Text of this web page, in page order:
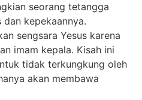
seorang tetangga
kepekaannya.
sengsara Yesus karena
imam kepala. Kisah ini
tidak terkungkung oleh
akan membawa